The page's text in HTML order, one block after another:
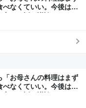
なくていい。今後は自
った話が議論に
「お母さんの料理はまず
なくていい。今後は自
った話が議論に